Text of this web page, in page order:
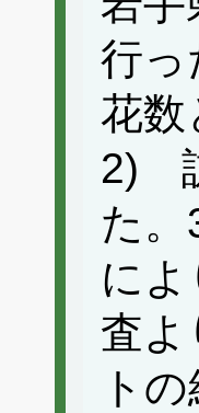
行
花数
2)
た
に
査
ト